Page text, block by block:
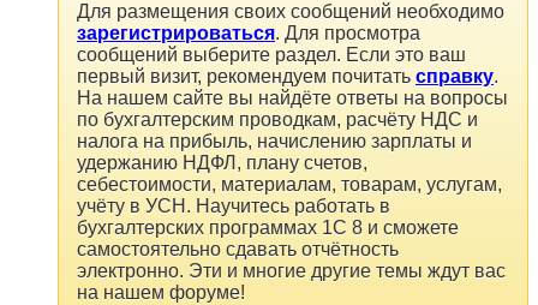
Для размещения своих сообщений необходимо
зарегистрироваться. Для просмотра
сообщений выберите раздел. Если это ваш
первый визит, рекомендуем почитать справку.
На нашем сайте вы найдёте ответы на вопросы
по бухгалтерским проводкам, расчёту НДС и
налога на прибыль, начислению зарплаты и
удержанию НДФЛ, плану счетов,
себестоимости, материалам, товарам, услугам,
учёту в УСН. Научитесь работать в
бухгалтерских программах 1С 8 и сможете
самостоятельно сдавать отчётность
электронно. Эти и многие другие темы ждут вас
на нашем форуме!